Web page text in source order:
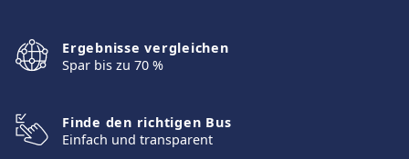
Ergebnisse vergleichen
Spar bis zu 70 %
Finde den richtigen Bus
Einfach und transparent